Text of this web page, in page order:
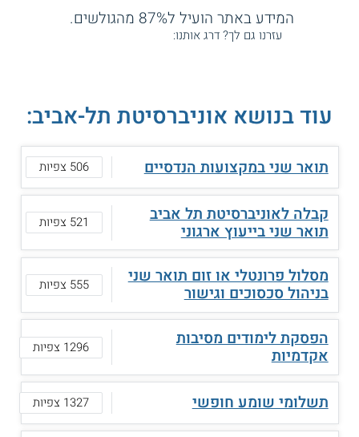
המידע באתר הועיל ל87% מהגולשים.
עזרנו גם לך? דרג אותנו:
עוד בנושא אוניברסיטת תל-אביב:
תואר שני במקצועות הנדסיים 506 צפיות
קבלה לאוניברסיטת תל אביב
תואר שני בייעוץ ארגוני 521 צפיות
מסלול פרונטלי או זום תואר שני
בניהול סכסוכים וגישור 555 צפיות
הפסקת לימודים מסיבות
אקדמיות 1296 צפיות
תשלומי שומע חופשי 1327 צפיות